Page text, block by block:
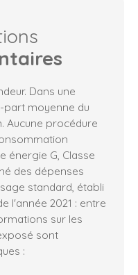
Dans une
part moyenne du
Aucune procédure
énergie G, Classe
des dépenses
standard, établi
l'année 2021 : entre
sur les
sont
: